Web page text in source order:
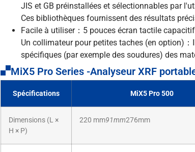
JIS et GB préinstallées et sélectionnables par
Ces bibliothèques fournissent des résultats
Facile à utiliser：5 pouces écran tactile
Un collimateur pour petites taches (en option)
spécifiques (par exemple des soudures) des
MiX5 Pro Series -Analyseur XRF
Spécifications MiX5 Pro 500
Dimensions (L ×
H × P)
220 mm91mm276mm